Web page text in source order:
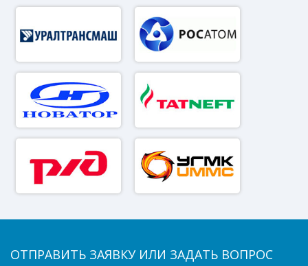
ОТПРАВИТЬ ЗАЯВКУ ИЛИ ЗАДАТЬ ВОПРОС